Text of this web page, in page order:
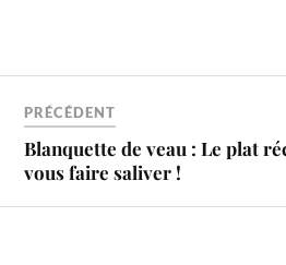
explorée. Dans cet article,
PRÉCÉDENT
Blanquette de veau : Le plat
vous faire saliver !